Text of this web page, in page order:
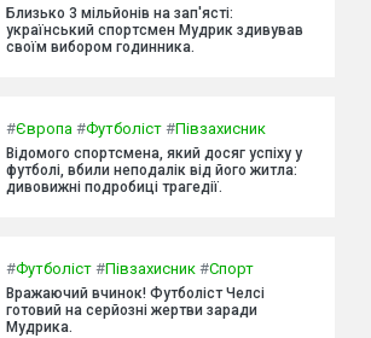
Близько 3 мільйонів на зап'ясті:
український спортсмен Мудрик здивував
своїм вибором годинника.
#Європа #Футболіст #Півзахисник
Відомого спортсмена, який досяг успіху у
футболі, вбили неподалік від його житла:
дивовижні подробиці трагедії.
#Футболіст #Півзахисник #Спорт
Вражаючий вчинок! Футболіст Челсі
готовий на серйозні жертви заради
Мудрика.